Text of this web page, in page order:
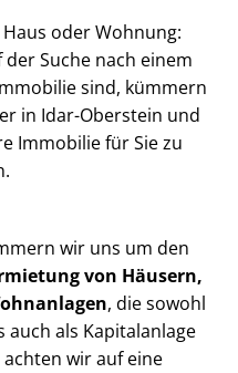
oder Wohnung:
Suche nach einem
sind, kümmern
in Idar-Oberstein und
Immobilie für Sie zu
wir uns um den
von Häusern,
, die sowohl
auch als Kapitalanlage
wir auf eine